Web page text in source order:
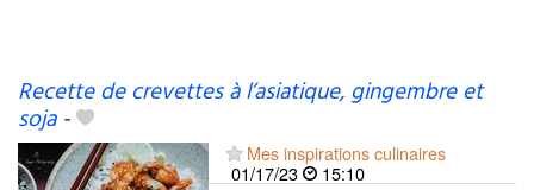
Recette de crevettes à l’asiatique, gingembre et
soja-
Mes inspirations culinaires
01/17/23
15:10